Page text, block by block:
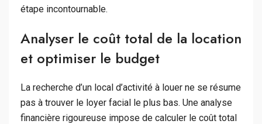
étape incontournable.
Analyser le coût total de la location
et optimiser le budget
La recherche d’un local d’activité à louer ne se résume
pas à trouver le loyer facial le plus bas. Une analyse
financière rigoureuse impose de calculer le coût total